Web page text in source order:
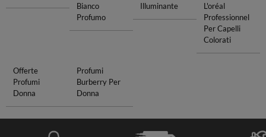
Bianco
Profumo
Illuminante
L'oréal
Professionnel
Per Capelli
Colorati
Offerte
Profumi
Donna
Profumi
Burberry Per
Donna